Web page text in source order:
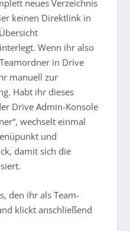
neues Verzeichnis
keinen Direktlink in
Wenn ihr also
in Drive
manuell zur
Habt ihr dieses
Drive Admin-Konsole
wechselt einmal
und
damit sich die
den ihr als Team-
klickt anschließend